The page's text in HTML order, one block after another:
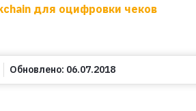
для оцифровки чеков
Обновлено: 06.07.2018